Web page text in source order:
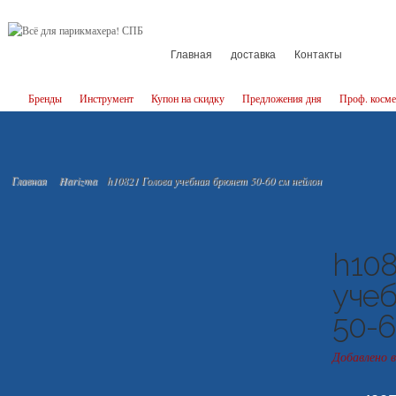
Главная доставка Контакты
Бренды Инструмент Купон на скидку Предложения дня Проф.
Главная Harizma h10821 Голова учебная брюнет 50-60 см нейлон
50-
Добавлено